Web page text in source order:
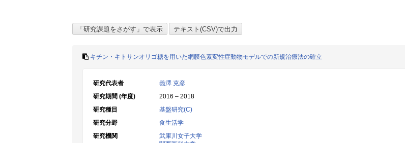
キチン・キトサンオリゴ糖を用いた網膜色素変性症動物モデルでの新規治療法の確立
研究代表者
義澤 克彦
研究期間 (年度)
2016 – 2018
研究種目
基盤研究(C)
研究分野
食生活学
研究機関
武庫川女子大学